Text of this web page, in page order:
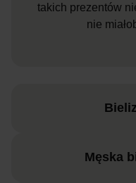
takich prezentów
nie
Męska